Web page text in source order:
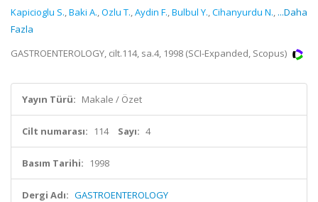
Kapicioglu S.,Baki A.,Ozlu T.,Aydin F.,Bulbul Y.,Cihanyurdu N., ...Daha
Fazla
GASTROENTEROLOGY, cilt.114, sa.4, 1998 (SCI-Expanded, Scopus)
Yayın Türü: Makale / Özet
Cilt numarası: 114 Sayı: 4
Basım Tarihi: 1998
Dergi Adı: GASTROENTEROLOGY